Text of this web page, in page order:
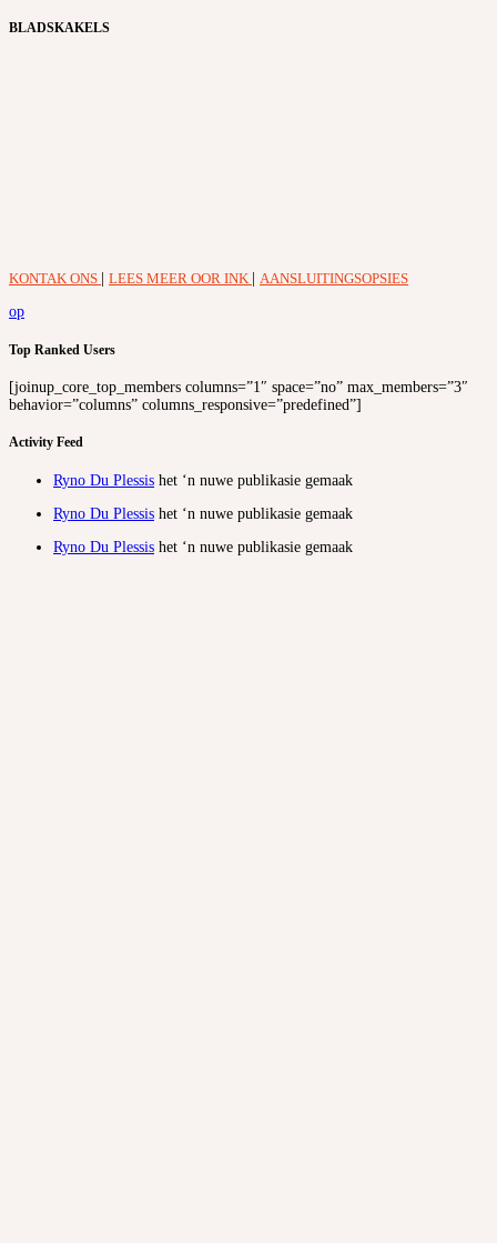
BLADSKAKELS
KONTAK ONS LEES MEER OOR INK
AANSLUITINGSOPSIES
op
Top Ranked Users
[joinup_core_top_members columns=”1″ space=”no” max_members=”3″
behavior=”columns” columns_responsive=”predefined”]
Activity Feed
Ryno Du Plessis het ‘n nuwe publikasie gemaak
Ryno Du Plessis het ‘n nuwe publikasie gemaak
Ryno Du Plessis het ‘n nuwe publikasie gemaak